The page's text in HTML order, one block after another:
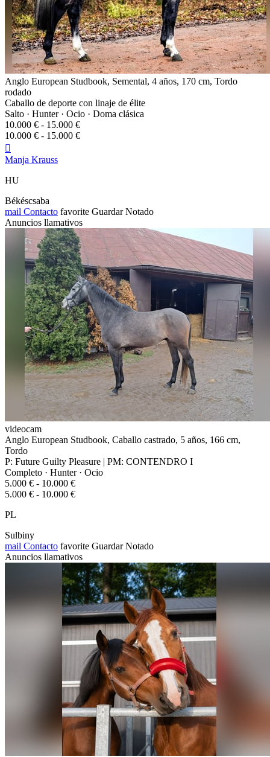
Anglo European Studbook, Semental, 4 años, 170 cm, Tordo
rodado
Caballo de deporte con linaje de élite
Salto · Hunter · Ocio · Doma clásica
10.000 € - 15.000 €
10.000 € - 15.000 €

Manja Krauss
HU
Békéscsaba
mail Contacto favorite Guardar Notado
Anuncios llamativos
videocam
Anglo European Studbook, Caballo castrado, 5 años, 166 cm,
Tordo
P: Future Guilty Pleasure | PM: CONTENDRO I
Completo · Hunter · Ocio
5.000 € - 10.000 €
5.000 € - 10.000 €
PL
Sulbiny
mail Contacto favorite Guardar Notado
Anuncios llamativos